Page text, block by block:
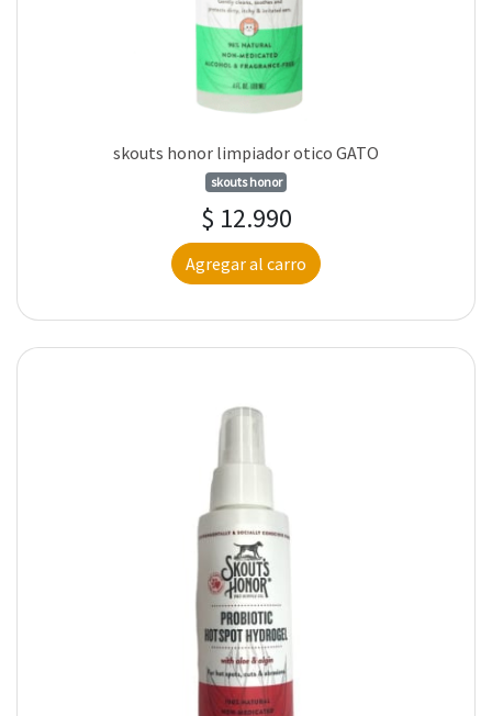
skouts honor limpiador otico GATO
skouts honor
$ 12.990
Agregar al carro